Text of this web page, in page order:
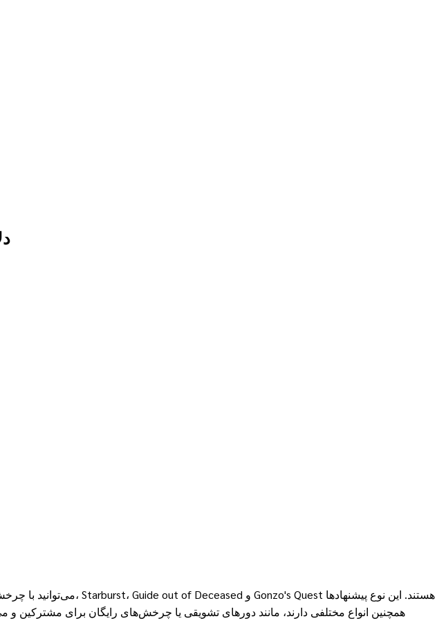
همچنین انواع مختلفی دارند، مانند دورهای تشویقی یا چرخش‌های رایگان برای مشترکین و